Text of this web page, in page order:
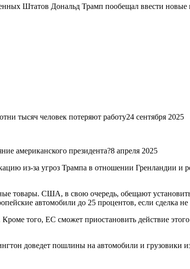
Штатов Дональд Трамп пообещал ввести
тысяч человек потеряют работу24 сентября 2025
американского президента?8 апреля 2025
из-за угроз Трампа в отношении Гренландии и
товары. США, в свою очередь, обещают
автомобили до 25 процентов, если сделка не
того, ЕС сможет приостановить действие
доведет пошлины на автомобили и грузовики